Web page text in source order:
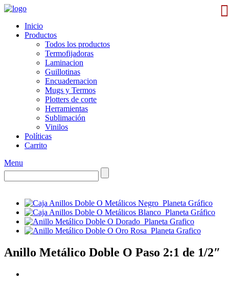
Inicio
Productos
Todos los productos
Termofijadoras
Laminacion
Guillotinas
Encuadernacion
Mugs y Termos
Plotters de corte
Herramientas
Sublimación
Vinilos
Políticas
Carrito
Menu
Anillo Metálico Doble O Paso 2:1 de 1/2″